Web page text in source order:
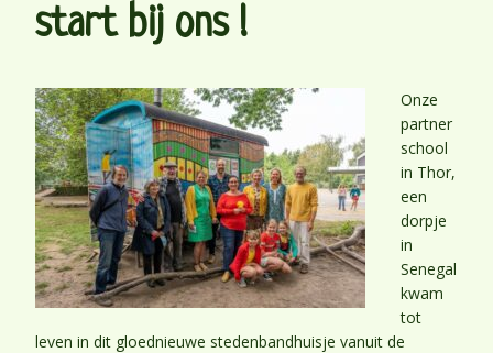
start bij ons !
Onze
partner
school
in Thor,
een
dorpje
in
Senegal
kwam
tot
leven in dit gloednieuwe stedenbandhuisje vanuit de